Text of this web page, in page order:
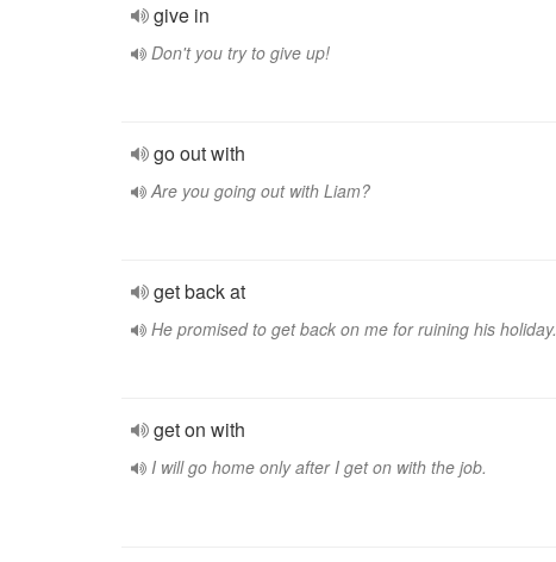
give in
Don't you try to give up!
go out with
Are you going out with Liam?
get back at
He promised to get back on me for ruining his holiday.
get on with
I will go home only after I get on with the job.